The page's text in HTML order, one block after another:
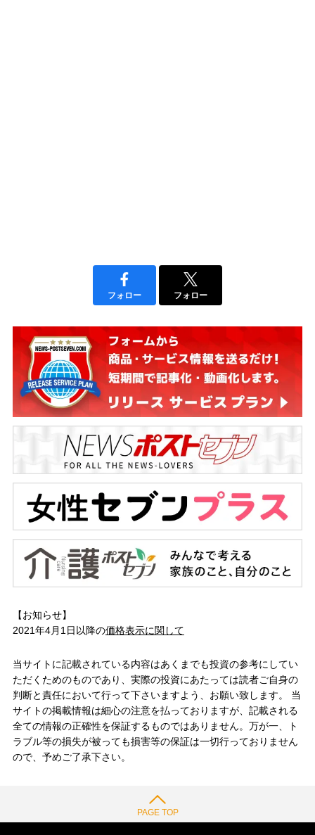
フォロー フォロー
【お知らせ】
2021年4月1日以降の価格表示に関して
当サイトに記載されている内容はあくまでも投資の参考にしてい
ただくためのものであり、実際の投資にあたっては読者ご自身の
判断と責任において行って下さいますよう、お願い致します。 当
サイトの掲載情報は細心の注意を払っておりますが、記載される
全ての情報の正確性を保証するものではありません。万が一、ト
ラブル等の損失が被っても損害等の保証は一切行っておりません
ので、予めご了承下さい。
PAGE TOP